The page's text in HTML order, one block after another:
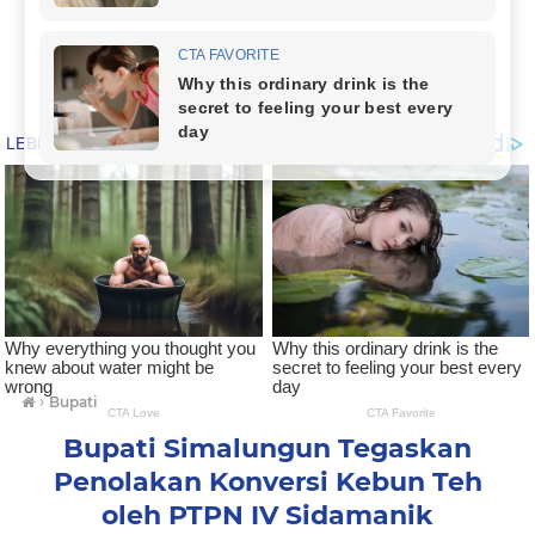
›Bupati
Bupati Simalungun Tegaskan
Penolakan Konversi Kebun Teh
oleh PTPN IV Sidamanik